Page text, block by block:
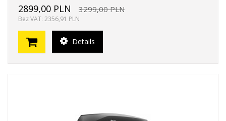
2899,00 PLN 3299,00 PLN
Bez VAT: 2356,91 PLN
Details